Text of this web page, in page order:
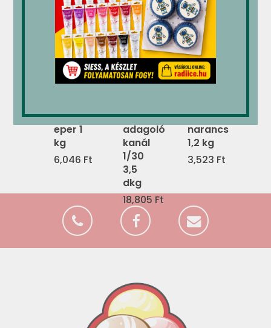
öntet
eper 1
kg
6,046 Ft
fagylalt
adagoló
kanál
1/30
3,5
dkg
18,805 Ft
öntet
narancs
1,2 kg
3,523 Ft